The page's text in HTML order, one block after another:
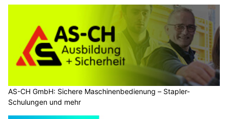
AS-CH GmbH: Sichere Maschinenbedienung – Stapler-
Schulungen und mehr